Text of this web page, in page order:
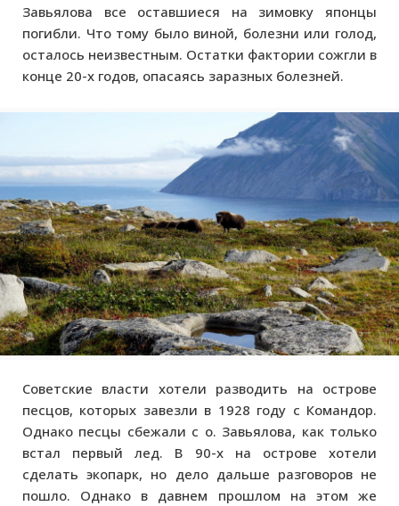
Завьялова все оставшиеся на зимовку японцы
погибли. Что тому было виной, болезни или голод,
осталось неизвестным. Остатки фактории сожгли в
конце 20-х годов, опасаясь заразных болезней.
Советские власти хотели разводить на острове
песцов, которых завезли в 1928 году с Командор.
Однако песцы сбежали с о. Завьялова, как только
встал первый лед. В 90-х на острове хотели
сделать экопарк, но дело дальше разговоров не
пошло. Однако в давнем прошлом на этом же